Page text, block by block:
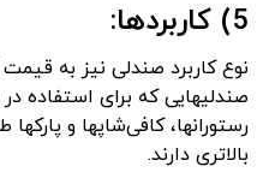
5) کاربردها:
نوع کاربرد صندلی نیز به
صندلیهایی که برای استفاده
رستورانها، کافی‌شاپها و
بالاتری دارند.